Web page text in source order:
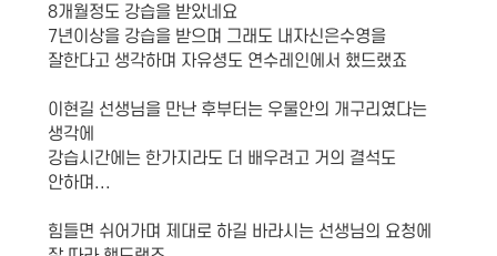
8개월정도 강습을 받았네요
7년이상을 강습을 받으며 그래도 내자신은수영을
잘한다고 생각하며 자유셩도 연수레인에서 했드랬죠
이현길 선생님을 만난 후부터는 우물안의 개구리였다는
생각에
강습시간에는 한가지라도 더 배우려고 거의 결석도
안하며...
힘들면 쉬어가며 제대로 하길 바라시는 선생님의 요청에